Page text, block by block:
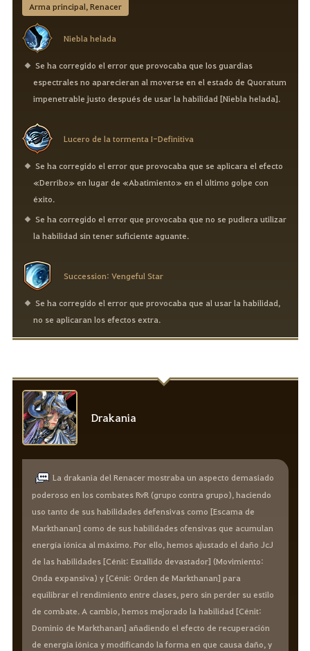
Arma principal, Renacer
Niebla helada
Se ha corregido el error que provocaba que los guardias
espectrales no aparecieran al moverse en el estado de Quoratum
impenetrable justo después de usar la habilidad [Niebla helada].
Lucero de la tormenta I-Definitiva
Se ha corregido el error que provocaba que se aplicara el efecto
«Derribo» en lugar de «Abatimiento» en el último golpe con
éxito.
Se ha corregido el error que provocaba que no se pudiera utilizar
la habilidad sin tener suficiente aguante.
Succession: Vengeful Star
Se ha corregido el error que provocaba que al usar la habilidad,
no se aplicaran los efectos extra.
Drakania
La drakania del Renacer mostraba un aspecto demasiado
poderoso en los combates RvR (grupo contra grupo), haciendo
uso tanto de sus habilidades defensivas como [Escama de
Markthanan] como de sus habilidades ofensivas que acumulan
energía iónica al máximo. Por ello, hemos ajustado el daño JcJ
de las habilidades [Cénit: Estallido devastador] (Movimiento:
Onda expansiva) y [Cénit: Orden de Markthanan] para
equilibrar el rendimiento entre clases, pero sin perder su estilo
de combate. A cambio, hemos mejorado la habilidad [Cénit:
Dominio de Markthanan] añadiendo el efecto de recuperación
de energía iónica y modificando la forma en que causa daño, y